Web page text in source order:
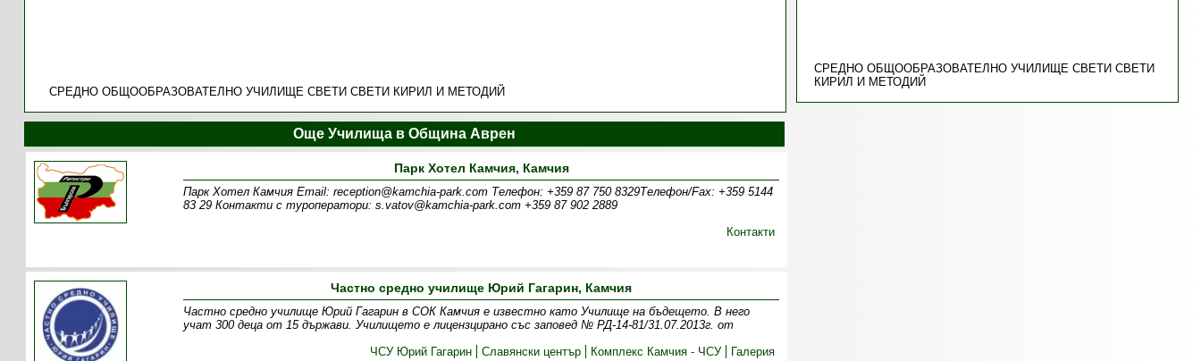
СРЕДНО ОБЩООБРАЗОВАТЕЛНО УЧИЛИЩЕ СВЕТИ СВЕТИ КИРИЛ И МЕТОДИЙ
СРЕДНО ОБЩООБРАЗОВАТЕЛНО УЧИЛИЩЕ СВЕТИ СВЕТИ
КИРИЛ И МЕТОДИЙ
Още Училища в Община Аврен
Парк Хотел Камчия, Камчия
Парк Хотел Камчия Email: reception@kamchia-park.com Телефон: +359 87 750 8329Телефон/Fax: +359 5144
83 29 Контакти с туроператори: s.vatov@kamchia-park.com +359 87 902 2889
Контакти
Частно средно училище Юрий Гагарин, Камчия
Частно средно училище Юрий Гагарин в СОК Камчия е известно като Училище на бъдещето. В него
учат 300 деца от 15 държави. Училището е лицензцирано със заповед № РД-14-81/31.07.2013г. от
ЧСУ Юрий Гагарин
Славянски център Комплекс Камчия - ЧСУ Галерия